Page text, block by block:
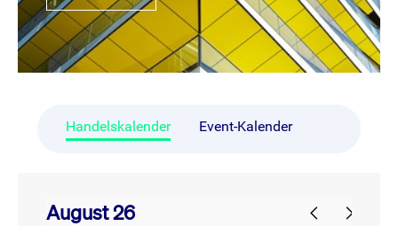
Handelskalender Event-Kalender
August 26